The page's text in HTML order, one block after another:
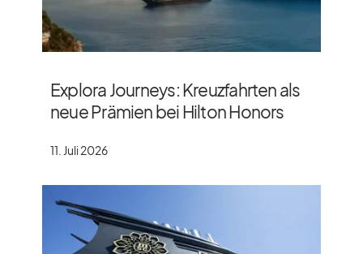
Explora Journeys: Kreuzfahrten als
neue Prämien bei Hilton Honors
11. Juli 2026